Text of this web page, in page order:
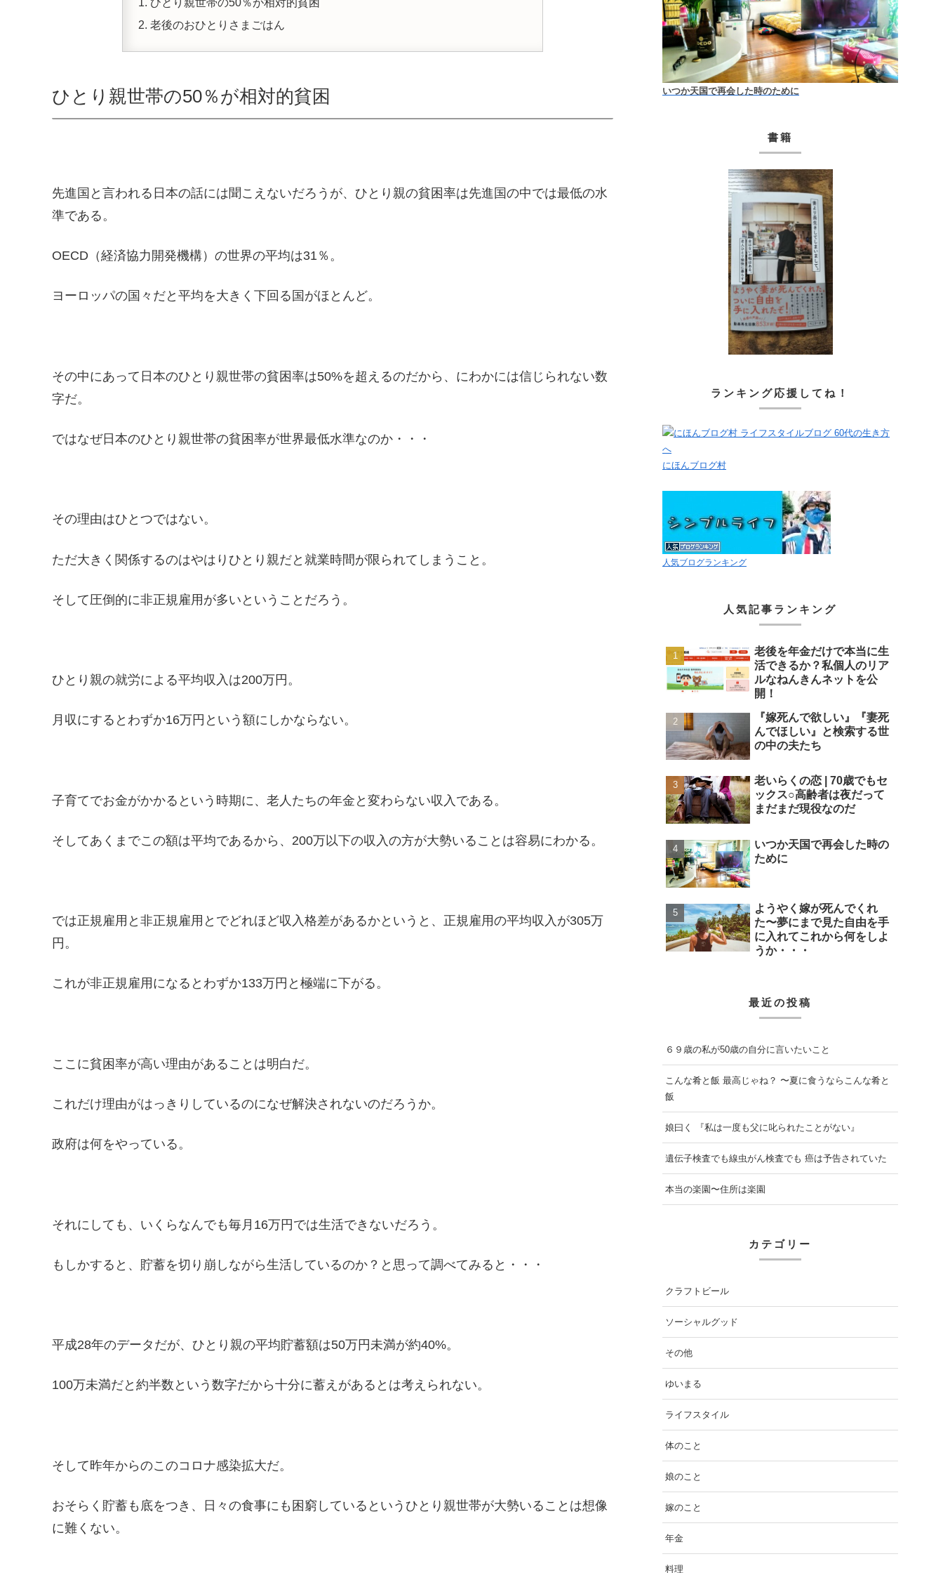
老後のおひとりさまごはん
ひとり親世帯の50％が相対的貧困
先進国と言われる日本の話には聞こえないだろうが、ひとり親の貧困率は先進国の中では最低の水
準である。
OECD（経済協力開発機構）の世界の平均は31％。
ヨーロッパの国々だと平均を大きく下回る国がほとんど。
その中にあって日本のひとり親世帯の貧困率は50%を超えるのだから、にわかには信じられない数
字だ。
ではなぜ日本のひとり親世帯の貧困率が世界最低水準なのか・・・
その理由はひとつではない。
ただ大きく関係するのはやはりひとり親だと就業時間が限られてしまうこと。
そして圧倒的に非正規雇用が多いということだろう。
ひとり親の就労による平均収入は200万円。
月収にするとわずか16万円という額にしかならない。
子育てでお金がかかるという時期に、老人たちの年金と変わらない収入である。
そしてあくまでこの額は平均であるから、200万以下の収入の方が大勢いることは容易にわかる。
では正規雇用と非正規雇用とでどれほど収入格差があるかというと、正規雇用の平均収入が305万
円。
これが非正規雇用になるとわずか133万円と極端に下がる。
ここに貧困率が高い理由があることは明白だ。
これだけ理由がはっきりしているのになぜ解決されないのだろうか。
政府は何をやっている。
それにしても、いくらなんでも毎月16万円では生活できないだろう。
もしかすると、貯蓄を切り崩しながら生活しているのか？と思って調べてみると・・・
平成28年のデータだが、ひとり親の平均貯蓄額は50万円未満が約40%。
100万未満だと約半数という数字だから十分に蓄えがあるとは考えられない。
そして昨年からのこのコロナ感染拡大だ。
おそらく貯蓄も底をつき、日々の食事にも困窮しているというひとり親世帯が大勢いることは想像
に難くない。
いつか天国で再会した時のために
書籍
ランキング応援してね！
にほんブログ村
人気ブログランキング
人気記事ランキング
老後を年金だけで本当に生
活できるか？私個人のリア
ルなねんきんネットを公
開！
『嫁死んで欲しい』『妻死
んでほしい』と検索する世
の中の夫たち
老いらくの恋 | 70歳でもセ
ックス○高齢者は夜だって
まだまだ現役なのだ
いつか天国で再会した時の
ために
ようやく嫁が死んでくれ
た〜夢にまで見た自由を手
に入れてこれから何をしよ
うか・・・
最近の投稿
６９歳の私が50歳の自分に言いたいこと
こんな肴と飯 最高じゃね？ 〜夏に食うならこんな肴と
飯
娘曰く 『私は一度も父に叱られたことがない』
遺伝子検査でも線虫がん検査でも 癌は予告されていた
本当の楽園〜住所は楽園
カテゴリー
クラフトビール
ソーシャルグッド
その他
ゆいまる
ライフスタイル
体のこと
娘のこと
嫁のこと
年金
料理